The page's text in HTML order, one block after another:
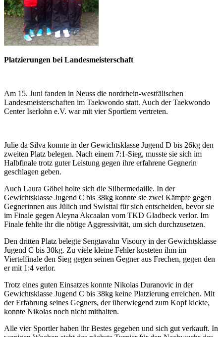
Platzierungen bei Landesmeisterschaft
Am 15. Juni fanden in Neuss die nordrhein-westfälischen
Landesmeisterschaften im Taekwondo statt. Auch der Taekwondo
Center Iserlohn e.V. war mit vier Sportlern vertreten.
Julie da Silva konnte in der Gewichtsklasse Jugend D bis 26kg den
zweiten Platz belegen. Nach einem 7:1-Sieg, musste sie sich im
Halbfinale trotz guter Leistung gegen ihre erfahrene Gegnerin
geschlagen geben.
Auch Laura Göbel holte sich die Silbermedaille. In der
Gewichtsklasse Jugend C bis 38kg konnte sie zwei Kämpfe gegen
Gegnerinnen aus Jülich und Swisttal für sich entscheiden, bevor sie
im Finale gegen Aleyna Akcaalan vom TKD Gladbeck verlor. Im
Finale fehlte ihr die nötige Aggressivität, um sich durchzusetzen.
Den dritten Platz belegte Sengtavahn Visoury in der Gewichtsklasse
Jugend C bis 30kg. Zu viele kleine Fehler kosteten ihm im
Viertelfinale den Sieg gegen seinen Gegner aus Frechen, gegen den
er mit 1:4 verlor.
Trotz eines guten Einsatzes konnte Nikolas Duranovic in der
Gewichtsklasse Jugend C bis 38kg keine Platzierung erreichen. Mit
der Erfahrung seines Gegners, der überwiegend zum Kopf kickte,
konnte Nikolas noch nicht mithalten.
Alle vier Sportler haben ihr Bestes gegeben und sich gut verkauft. In